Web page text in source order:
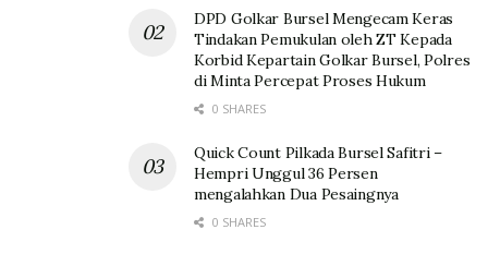
DPD Golkar Bursel Mengecam Keras
Tindakan Pemukulan oleh ZT Kepada
Korbid Kepartain Golkar Bursel, Polres
di Minta Percepat Proses Hukum
0 SHARES
Quick Count Pilkada Bursel Safitri –
Hempri Unggul 36 Persen
mengalahkan Dua Pesaingnya
0 SHARES